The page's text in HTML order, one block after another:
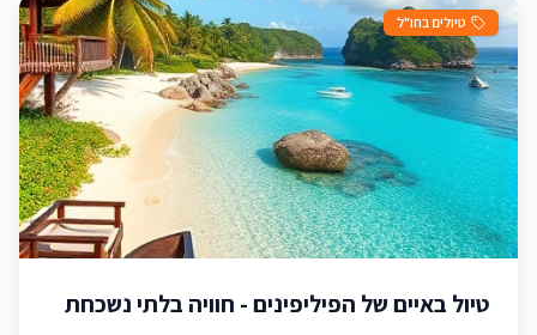
טיולים בחו"ל
טיול באיים של הפיליפינים - חוויה בלתי נשכחת